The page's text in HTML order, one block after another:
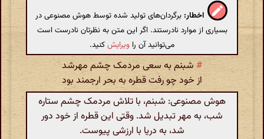
اخطار: برگردان‌های تولید شده توسط هوش مصنوعی در
بسیاری از موارد نادرستند. اگر این متن به نظرتان نادرست است
می‌توانید آن را ویرایشکنید.
# شبنم به سعی مردمک چشم مهرشد
از خود چو رفت قطره به ‌بحر ارجمند بود
هوش مصنوعی: شبنم، با تلاش مردمک چشم ستاره
شب، به مهر تبدیل شد. وقتی این قطره از خود دور
شد، به دریا با ارزشی پیوست.